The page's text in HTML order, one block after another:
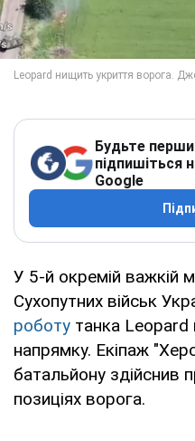
Будьте
підпишіться
Google
У 5-й окремій важкій
Сухопутних військ
роботу танка
напрямку. Екіпаж
батальйону здійснив
позиціях ворога.